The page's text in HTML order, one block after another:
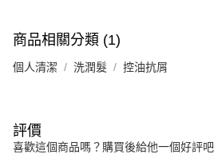
商品相關分類 (1)
個人清潔 洗潤髮 控油抗屑
評價
喜歡這個商品嗎？購買後給他一個好評吧